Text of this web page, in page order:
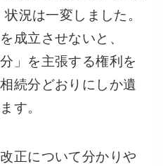
況は一変しました。
成立させないと、
」を主張する権利を
続分どおりにしか遺
す。
正について分かりや